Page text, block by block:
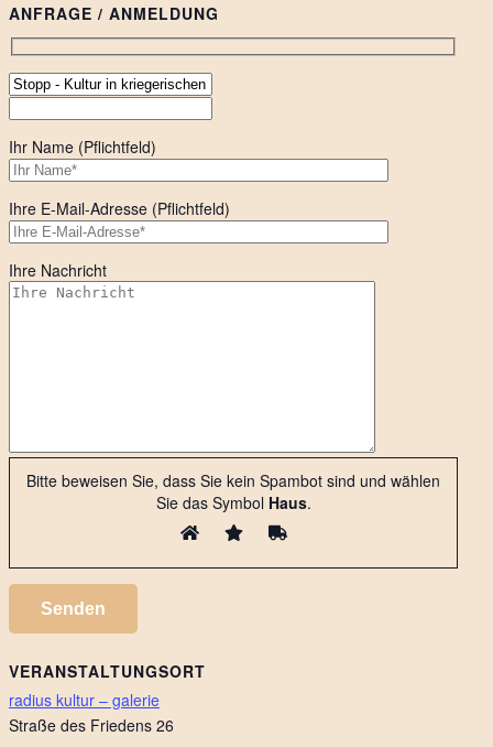
VERANSTALTUNGSORT
radius kultur – galerie
Straße des Friedens 26
ANFRAGE / ANMELDUNG
Ihr Name (Pflichtfeld)
Ihre E-Mail-Adresse (Pflichtfeld)
Ihre Nachricht
Bitte beweisen Sie, dass Sie kein Spambot sind und wählen
Sie das SymbolHaus.